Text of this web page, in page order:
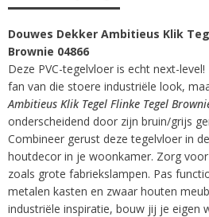
Douwes Dekker Ambitieus Klik
Brownie 04866
Deze PVC-tegelvloer is echt next-
fan van die stoere industriële look,
Ambitieus Klik Tegel Flinke Tegel
onderscheidend door zijn bruin/grijs
Combineer gerust deze tegelvloer in
houtdecor in je woonkamer. Zorg
zoals grote fabriekslampen. Pas
metalen kasten en zwaar houten
industriële inspiratie, bouw jij je eigen